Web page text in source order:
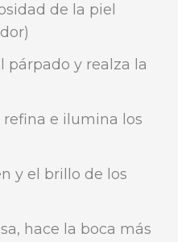
de la piel
párpado y realza la
refina e ilumina los
y el brillo de los
hace la boca más